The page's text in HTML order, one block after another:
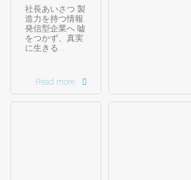
お問い合わせ
サイトマップ
社長あいさつ 製
造力を持つ情報
発信型企業へ 嘘
をつかず、真実
に生きる...
Read more